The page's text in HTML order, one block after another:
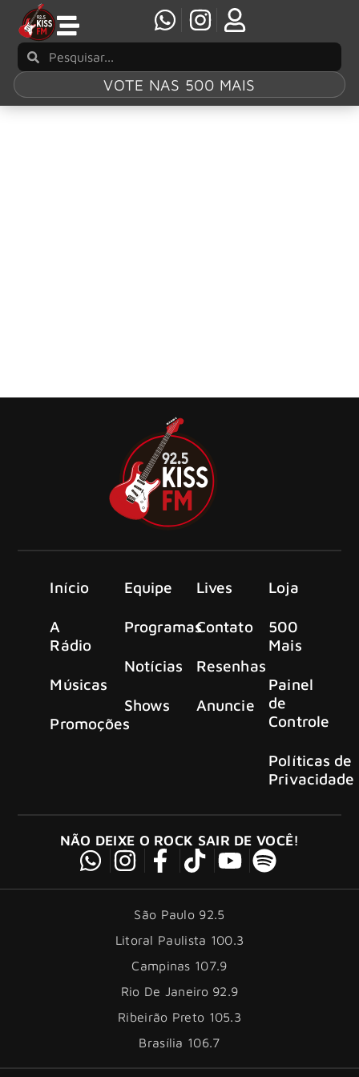
VOTE NAS 500 MAIS
Início
A
Rádio
Músicas
Promoções
Equipe
Programas
Notícias
Shows
Lives
Contato
Resenhas
Anuncie
Loja
500
Mais
Painel
de
Controle
Políticas de
Privacidade
NÃO DEIXE O ROCK SAIR DE VOCÊ!
São Paulo 92.5
Litoral Paulista 100.3
Campinas 107.9
Rio De Janeiro 92.9
Ribeirão Preto 105.3
Brasília 106.7